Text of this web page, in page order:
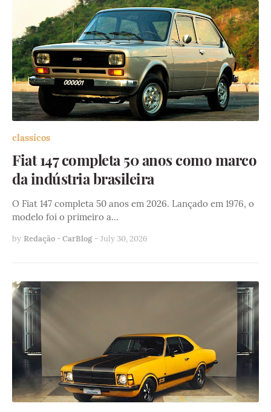
classicos
Fiat 147 completa 50 anos como marco
da indústria brasileira
O Fiat 147 completa 50 anos em 2026. Lançado em 1976, o
modelo foi o primeiro a…
by Redação - CarBlog - July 30, 2026